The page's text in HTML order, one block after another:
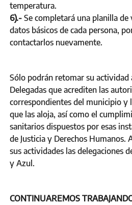
temperatura.
6).- Se completará una planilla
datos básicos de cada persona,
contactarlos nuevamente.
Sólo podrán retomar su actividad
Delegadas que acrediten las
correspondientes del municipio y
que las aloja, así como el
sanitarios dispuestos por esas
de Justicia y Derechos Humanos.
sus actividades las delegaciones
y Azul.
CONTINUAREMOS